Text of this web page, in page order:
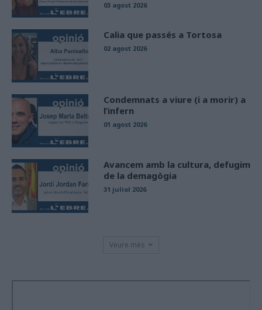
03 agost 2026
Calia que passés a Tortosa
02 agost 2026
Condemnats a viure (i a morir) a
l’infern
01 agost 2026
Avancem amb la cultura, defugim
de la demagògia
31 juliol 2026
Veure més